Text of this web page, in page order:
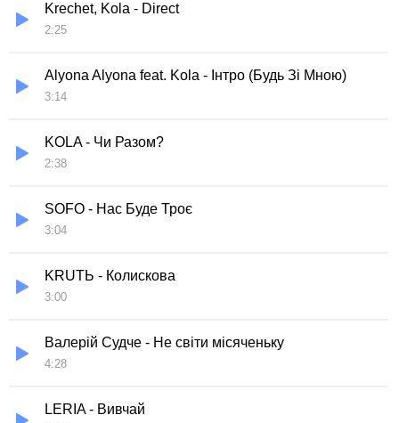
Krechet, Kola - Direct
2:25
Alyona Alyona feat. Kola - Інтро (Будь Зі Мною)
3:14
KOLA - Чи Разом?
2:38
SOFO - Нас Буде Троє
3:04
KRUTЬ - Колискова
3:00
Валерій Судче - Не світи місяченьку
4:28
LERIA - Вивчай